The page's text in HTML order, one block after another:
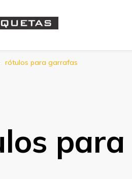
rótulos para garrafas